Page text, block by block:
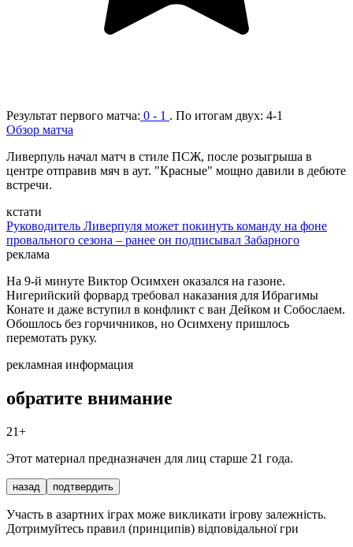
Результат первого матча: 0 - 1 . По итогам двух: 4-1
Обзор матча
Ливерпуль начал матч в стиле ПСЖ, после розыгрыша в
центре отправив мяч в аут. "Красные" мощно давили в дебюте
встречи.
кстати
Руководитель Ливерпуля может покинуть команду на фоне
провального сезона – ранее он подписывал Забарного
реклама
На 9-й минуте Виктор Осимхен оказался на газоне.
Нигерийский форвард требовал наказания для Ибрагимы
Конате и даже вступил в конфликт с ван Дейком и Собослаем.
Обошлось без горчичников, но Осимхену пришлось
перемотать руку.
рекламная информация
обратите внимание
21+
Этот материал предназначен для лиц старше 21 года.
назад подтвердить
Участь в азартних іграх може викликати ігрову залежність.
Дотримуйтесь правил (принципів) відповідальної гри